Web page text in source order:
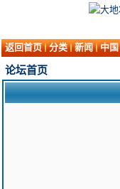
返回首页 分类 新闻 中国
论坛首页